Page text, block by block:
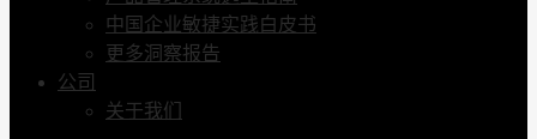
中国企业敏捷实践白皮书
更多洞察报告
公司
关于我们